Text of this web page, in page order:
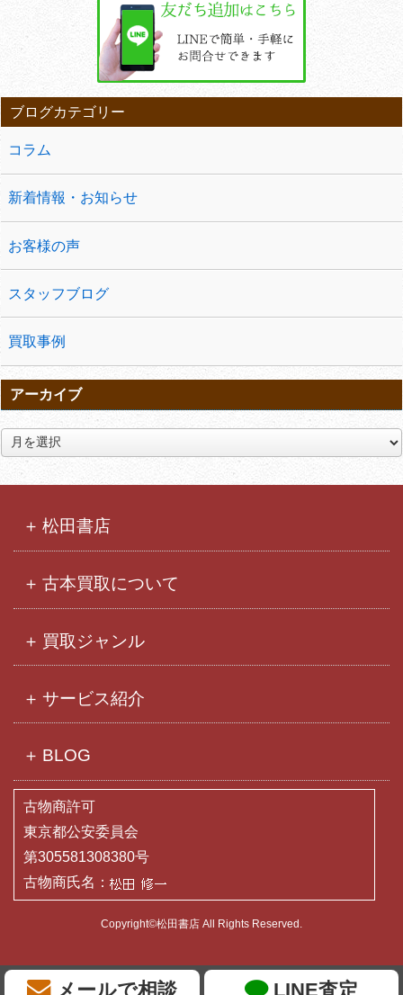
メールで相談 LINE査定
ブログカテゴリー
コラム
新着情報・お知らせ
お客様の声
スタッフブログ
買取事例
アーカイブ
ア
ー
松田書店
古本買取について
買取ジャンル
サービス紹介
BLOG
古物商許可
東京都公安委員会
第305581308380号
古物商氏名：
Copyright©松田書店 All Rights Reserved.